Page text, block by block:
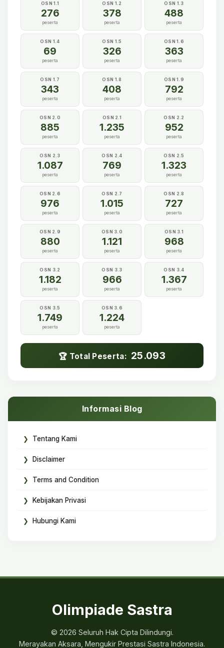
OSN 1.1
276
peserta
OSN 1.2
378
peserta
OSN 1.3
488
peserta
OSN 1.4
69
peserta
OSN 1.5
326
peserta
OSN 1.6
363
peserta
OSN 1.7
343
peserta
OSN 1.8
408
peserta
OSN 1.9
792
peserta
OSN 2.0
885
peserta
OSN 2.1
1.235
peserta
OSN 2.2
952
peserta
OSN 2.3
1.087
peserta
OSN 2.4
769
peserta
OSN 2.5
1.323
peserta
OSN 2.6
976
peserta
OSN 2.7
1.015
peserta
OSN 2.8
727
peserta
OSN 2.9
880
peserta
OSN 3.0
1.121
peserta
OSN 3.1
968
peserta
OSN 3.2
1.182
peserta
OSN 3.3
966
peserta
OSN 3.4
1.367
peserta
OSN 3.5
1.749
peserta
OSN 3.6
1.224
peserta
🏆 Total Peserta: 25.093
Informasi Blog
Tentang Kami
Disclaimer
Terms and Condition
Kebijakan Privasi
Hubungi Kami
Olimpiade Sastra
© 2026 Seluruh Hak Cipta Dilindungi.
Merayakan Aksara, Mengukir Prestasi Sastra Indonesia.